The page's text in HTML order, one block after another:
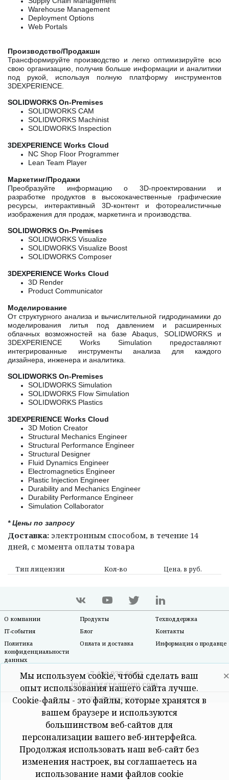
Warehouse Management
Deployment Options
Web Portals
Производство/Продакшн
Трансформируйте производство и легко оптимизируйте всю
свою организацию, получив больше информации и аналитики
под рукой, используя полную платформу инструментов
3DEXPERIENCE.
SOLIDWORKS On-Premises
SOLIDWORKS CAM
SOLIDWORKS Machinist
SOLIDWORKS Inspection
3DEXPERIENCE Works Cloud
NC Shop Floor Programmer
Lean Team Player
Маркетинг/Продажи
Преобразуйте информацию о 3D-проектировании и
разработке продуктов в высококачественные графические
ресурсы, интерактивный 3D-контент и фотореалистичные
изображения для продаж, маркетинга и производства.
SOLIDWORKS On-Premises
SOLIDWORKS Visualize
SOLIDWORKS Visualize Boost
SOLIDWORKS Composer
3DEXPERIENCE Works Cloud
3D Render
Product Communicator
Моделирование
От структурного анализа и вычислительной гидродинамики до
моделирования литья под давлением и расширенных
облачных возможностей на базе Abaqus, SOLIDWORKS и
3DEXPERIENCE Works Simulation предоставляют
интегрированные инструменты анализа для каждого
дизайнера, инженера и аналитика.
SOLIDWORKS On-Premises
SOLIDWORKS Simulation
SOLIDWORKS Flow Simulation
SOLIDWORKS Plastics
3DEXPERIENCE Works Cloud
3D Motion Creator
Structural Mechanics Engineer
Structural Performance Engineer
Structural Designer
Fluid Dynamics Engineer
Electromagnetics Engineer
Plastic Injection Engineer
Durability and Mechanics Engineer
Durability Performance Engineer
Simulation Collaborator
* Цены по запросу
Доставка: электронным способом, в течение 14
дней, с момента оплаты товара
Тип лицензии Кол‑во Цена, в руб.
+7 499 938 66 92
info@aggregroup.com
О компании Продукты
Техподдержка
IT-события
Блог
Контакты
Политика
конфиденциальности
данных
Оплата и доставка Информация о продавце
2026 © AggreGroup
Мы используем cookie, чтобы сделать ваш
опыт использования нашего сайта лучше.
Cookie-файлы - это файлы, которые хранятся в
вашем браузере и используются
большинством веб-сайтов для
персонализации вашего веб-интерфейса.
Продолжая использовать наш веб-сайт без
изменения настроек, вы соглашаетесь на
использование нами файлов cookie